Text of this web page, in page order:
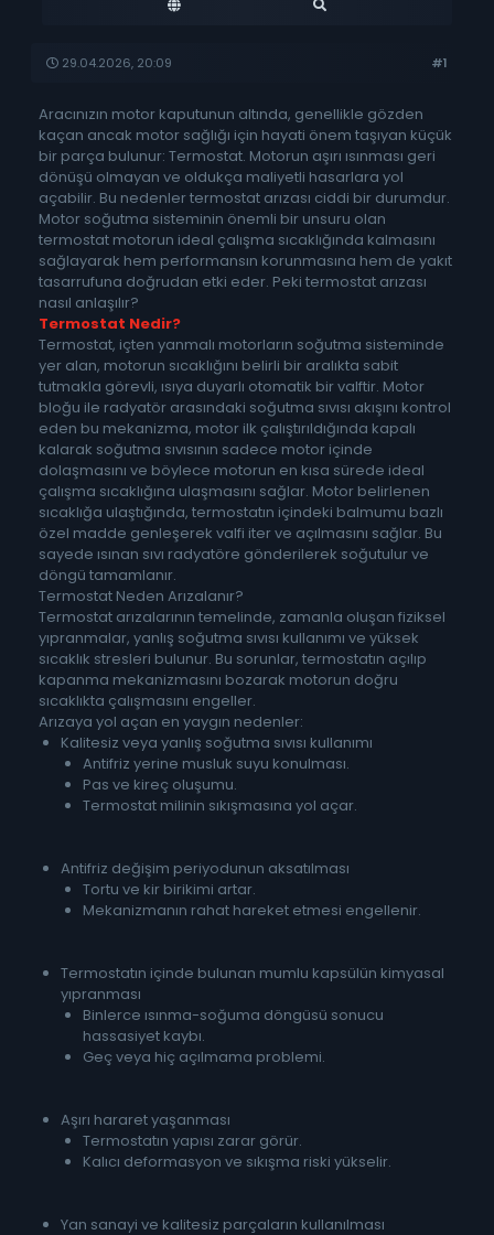
29.04.2026, 20:09 #1
Aracınızın motor kaputunun altında, genellikle gözden
kaçan ancak motor sağlığı için hayati önem taşıyan küçük
bir parça bulunur: Termostat. Motorun aşırı ısınması geri
dönüşü olmayan ve oldukça maliyetli hasarlara yol
açabilir. Bu nedenler termostat arızası ciddi bir durumdur.
Motor soğutma sisteminin önemli bir unsuru olan
termostat motorun ideal çalışma sıcaklığında kalmasını
sağlayarak hem performansın korunmasına hem de yakıt
tasarrufuna doğrudan etki eder. Peki termostat arızası
nasıl anlaşılır?
Termostat Nedir?
Termostat, içten yanmalı motorların soğutma sisteminde
yer alan, motorun sıcaklığını belirli bir aralıkta sabit
tutmakla görevli, ısıya duyarlı otomatik bir valftir. Motor
bloğu ile radyatör arasındaki soğutma sıvısı akışını kontrol
eden bu mekanizma, motor ilk çalıştırıldığında kapalı
kalarak soğutma sıvısının sadece motor içinde
dolaşmasını ve böylece motorun en kısa sürede ideal
çalışma sıcaklığına ulaşmasını sağlar. Motor belirlenen
sıcaklığa ulaştığında, termostatın içindeki balmumu bazlı
özel madde genleşerek valfi iter ve açılmasını sağlar. Bu
sayede ısınan sıvı radyatöre gönderilerek soğutulur ve
döngü tamamlanır.
Termostat Neden Arızalanır?
Termostat arızalarının temelinde, zamanla oluşan fiziksel
yıpranmalar, yanlış soğutma sıvısı kullanımı ve yüksek
sıcaklık stresleri bulunur. Bu sorunlar, termostatın açılıp
kapanma mekanizmasını bozarak motorun doğru
sıcaklıkta çalışmasını engeller.
Arızaya yol açan en yaygın nedenler:
Kalitesiz veya yanlış soğutma sıvısı kullanımı
Antifriz yerine musluk suyu konulması.
Pas ve kireç oluşumu.
Termostat milinin sıkışmasına yol açar.
Antifriz değişim periyodunun aksatılması
Tortu ve kir birikimi artar.
Mekanizmanın rahat hareket etmesi engellenir.
Termostatın içinde bulunan mumlu kapsülün kimyasal
yıpranması
Binlerce ısınma-soğuma döngüsü sonucu
hassasiyet kaybı.
Geç veya hiç açılmama problemi.
Aşırı hararet yaşanması
Termostatın yapısı zarar görür.
Kalıcı deformasyon ve sıkışma riski yükselir.
Yan sanayi ve kalitesiz parçaların kullanılması